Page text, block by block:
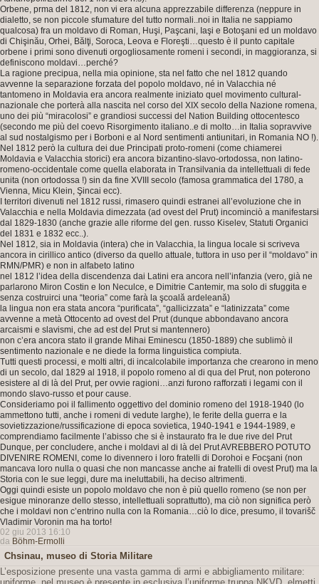
Orbene, prma del 1812, non vi era alcuna apprezzabile differenza (neppure in
dialetto, se non piccole sfumature del tutto normali..noi in Italia ne sappiamo
qualcosa) fra un moldavo di Roman, Huşi, Paşcani, Iaşi e Botoşani ed un moldavo
di Chişinău, Orhei, Bălţi, Soroca, Leova e Floreşti…questo è il punto capitale
orbene i primi sono divenuti orgogliosamente romeni i secondi, in maggioranza, si
definiscono moldavi…perché?
La ragione precipua, nella mia opinione, sta nel fatto che nel 1812 quando
avvenne la separazione forzata del popolo moldavo, né in Valacchia né
tantomeno in Moldavia era ancora realmente iniziato quel movimento cultural-
nazionale che porterà alla nascita nel corso del XIX secolo della Nazione romena,
uno dei più “miracolosi” e grandiosi successi del Nation Building ottocentesco
(secondo me più del coevo Risorgimento italiano..e di molto…in Italia sopravvive
al sud nostalgismo per i Borboni e al Nord sentimenti antiunitari, in Romania NO !).
Nel 1812 però la cultura dei due Principati proto-romeni (come chiamerei
Moldavia e Valacchia storici) era ancora bizantino-slavo-ortodossa, non latino-
romeno-occidentale come quella elaborata in Transilvania da intellettuali di fede
unita (non ortodossa !) sin da fine XVIII secolo (famosa grammatica del 1780, a
Vienna, Micu Klein, Şincai ecc).
I territori divenuti nel 1812 russi, rimasero quindi estranei all’evoluzione che in
Valacchia e nella Moldavia dimezzata (ad ovest del Prut) incominciò a manifestarsi
dal 1829-1830 (anche grazie alle riforme del gen. russo Kiselev, Statuti Organici
del 1831 e 1832 ecc..).
Nel 1812, sia in Moldavia (intera) che in Valacchia, la lingua locale si scriveva
ancora in cirillico antico (diverso da quello attuale, tuttora in uso per il “moldavo” in
RMN/PMR) e non in alfabeto latino
nel 1812 l’idea della discendenza dai Latini era ancora nell’infanzia (vero, già ne
parlarono Miron Costin e Ion Neculce, e Dimitrie Cantemir, ma solo di sfuggita e
senza costruirci una “teoria” come farà la şcoală ardeleană)
la lingua non era stata ancora “purificata”, “gallicizzata” e “latinizzata” come
avvenne a metà Ottocento ad ovest del Prut (dunque abbondavano ancora
arcaismi e slavismi, che ad est del Prut si mantennero)
non c’era ancora stato il grande Mihai Eminescu (1850-1889) che sublimò il
sentimento nazionale e ne diede la forma linguistica compiuta.
Tutti questi processi, e molti altri, di incalcolabile importanza che crearono in meno
di un secolo, dal 1829 al 1918, il popolo romeno al di qua del Prut, non poterono
esistere al di là del Prut, per ovvie ragioni…anzi furono rafforzati i legami con il
mondo slavo-russo et pour cause.
Consideriamo poi il fallimento oggettivo del dominio romeno del 1918-1940 (lo
ammettono tutti, anche i romeni di vedute larghe), le ferite della guerra e la
sovietizzazione/russificazione di epoca sovietica, 1940-1941 e 1944-1989, e
comprendiamo facilmente l’abisso che si è instaurato fra le due rive del Prut
Dunque, per concludere, anche i moldavi al di là del Prut AVREBBERO POTUTO
DIVENIRE ROMENI, come lo divennero i loro fratelli di Dorohoi e Focşani (non
mancava loro nulla o quasi che non mancasse anche ai fratelli di ovest Prut) ma la
Storia con le sue leggi, dure ma ineluttabili, ha deciso altrimenti.
Oggi quindi esiste un popolo moldavo che non è più quello romeno (se non per
esigue minoranze dello stesso, intellettuali soprattutto), ma ciò non significa però
che i moldavi non c’entrino nulla con la Romania…ciò lo dice, presumo, il tovarišč
Vladimir Voronin ma ha torto!
02 giu 2013 16:10
da Böhm-Ermolli
Chsinau, museo di Storia Militare
L’esposizione presente una vasta gamma di armi e abbigliamento militare: